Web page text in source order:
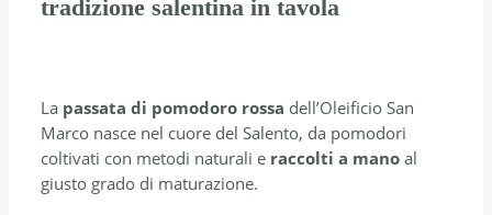
tradizione salentina in tavola
La passata di pomodoro rossa dell’Oleificio San
Marco nasce nel cuore del Salento, da pomodori
coltivati con metodi naturali e raccolti a mano al
giusto grado di maturazione.